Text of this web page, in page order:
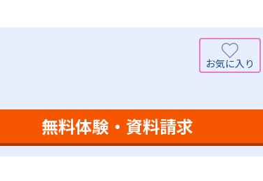
物足りなく感じる可能性がある点だろう。相性が気
無料体験・資料請求